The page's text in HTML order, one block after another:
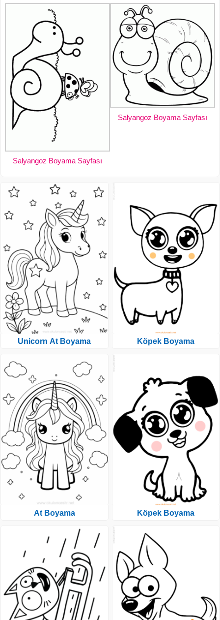
Salyangoz Boyama Sayfası
Salyangoz Boyama Sayfası
Unicorn At Boyama
At Boyama
Köpek Boyama
Köpek Boyama